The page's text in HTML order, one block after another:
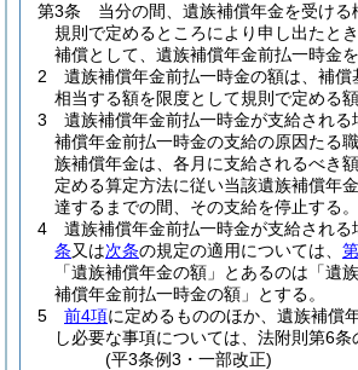
第3条
当分の間、遺族補償年金を受け
規則で定めるところにより申し出たと
補償として、遺族補償年金前払一時金を
2
遺族補償年金前払一時金の額は、補償
相当する額を限度として規則で定める額
3
遺族補償年金前払一時金が支給され
補償年金前払一時金の支給の原因たる
族補償年金は、各月に支給されるべき
定める算定方法に従い当該遺族補償年
達するまでの間、その支給を停止する。
4
遺族補償年金前払一時金が支給される
条又は次条の規定の適用については、
「遺族補償年金の額」とあるのは「遺
補償年金前払一時金の額」とする。
5
前4項に定めるもののほか、遺族補償
し必要な事項については、法附則第6条
(平3条例3・一部改正)